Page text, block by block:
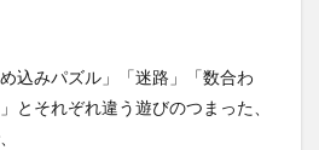
込みパズル」「迷路」「数合わ
とそれぞれ違う遊びのつまった、